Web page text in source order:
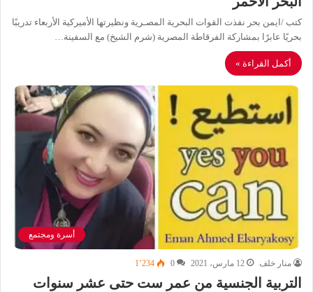
كتب /ايمن بحر نفذت القوات البحرية المصـرية ونظيرتها الأميركية الأربعاء تدريبًا
بحريًا عابرًا بمشاركة الفرقاطة المصرية (شرم الشيخ) مع السفينة…
أكمل القراءة »
أسرة ومجتمع
منار خلف 12 مارس، 2021 0 1٬234
التربية الجنسية من عمر ست حتى عشر سنوات